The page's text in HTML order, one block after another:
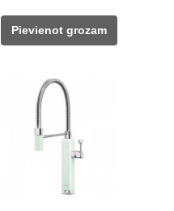
was:
164,00 €.
144,00 €.
Pievienot grozam